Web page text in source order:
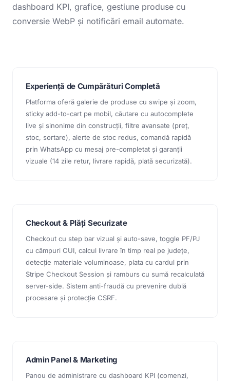
dashboard KPI, grafice, gestiune produse cu
conversie WebP și notificări email automate.
Experiență de Cumpărături Completă
Platforma oferă galerie de produse cu swipe și zoom,
sticky add-to-cart pe mobil, căutare cu autocomplete
live și sinonime din construcții, filtre avansate (preț,
stoc, sortare), alerte de stoc redus, comandă rapidă
prin WhatsApp cu mesaj pre-completat și garanții
vizuale (14 zile retur, livrare rapidă, plată securizată).
Checkout & Plăți Securizate
Checkout cu step bar vizual și auto-save, toggle PF/PJ
cu câmpuri CUI, calcul livrare în timp real pe județe,
detecție materiale voluminoase, plata cu cardul prin
Stripe Checkout Session și ramburs cu sumă recalculată
server-side. Sistem anti-fraudă cu prevenire dublă
procesare și protecție CSRF.
Admin Panel & Marketing
Panou de administrare cu dashboard KPI (comenzi,